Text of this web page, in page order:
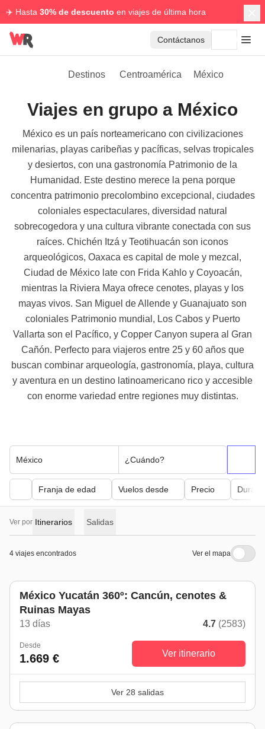
✈️ Hasta 30% de descuento en viajes de última hora
Contáctanos
Destinos Centroamérica México
Viajes en grupo a México
México es un país norteamericano con civilizaciones
milenarias, playas caribeñas y pacíficas, selvas tropicales
y desiertos, con una gastronomía Patrimonio de la
Humanidad. Este destino merece la pena porque
concentra patrimonio precolombino excepcional, ciudades
coloniales espectaculares, diversidad natural
sobrecogedora y una cultura vibrante conectada con sus
raíces. Chichén Itzá y Teotihuacán son iconos
arqueológicos, Oaxaca es capital de mole y mezcal,
Ciudad de México late con Frida Kahlo y Coyoacán,
mientras la Riviera Maya ofrece cenotes, playas y los
mayas vivos. San Miguel de Allende y Guanajuato son
coloniales Patrimonio mundial, Los Cabos y Puerto
Vallarta son el Pacífico, y Copper Canyon supera al Gran
Cañón. Perfecto para viajeros entre 25 y 60 años que
buscan combinar arqueología, gastronomía, playa, cultura
y aventura en un destino latinoamericano rico y accesible
con enorme variedad entre regiones muy distintas.
México ¿Cuándo?
Franja de edad Vuelos desde Precio
Ver por Itinerarios Salidas
4 viajes encontrados Ver el mapa
México Yucatán 360º: Cancún, cenotes &
Ruinas Mayas
13 días 4.7 (2583)
Desde
1.669 € Ver itinerario
Ver 28 salidas